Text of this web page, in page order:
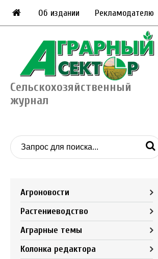
Об издании Рекламодателю
Сельскохозяйственный
журнал
Агроновости
Растениеводство
Аграрные темы
Колонка редактора